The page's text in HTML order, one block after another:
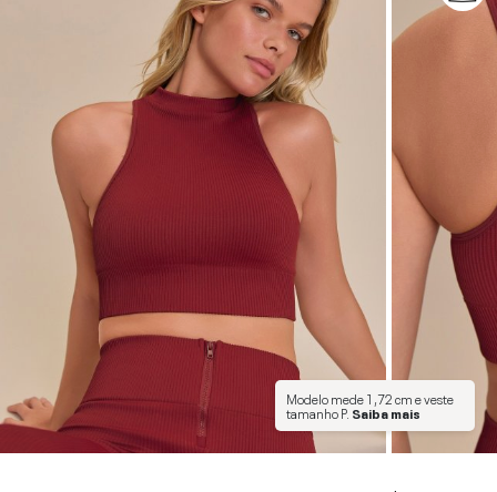
Modelo mede1,72 cme veste
tamanhoP. Saiba mais